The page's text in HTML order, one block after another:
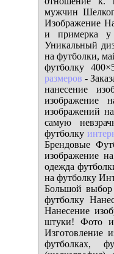
мужчин
Изображение
и примерка
Уникальный
на футболки,
футболку
размеров -
нанесение
изображение
изображений
самую
футболку
Брендовые
изображение
одежда
на футболку
Большой
футболку
Нанесение
штуки! Фото и
Изготовление
футболках,